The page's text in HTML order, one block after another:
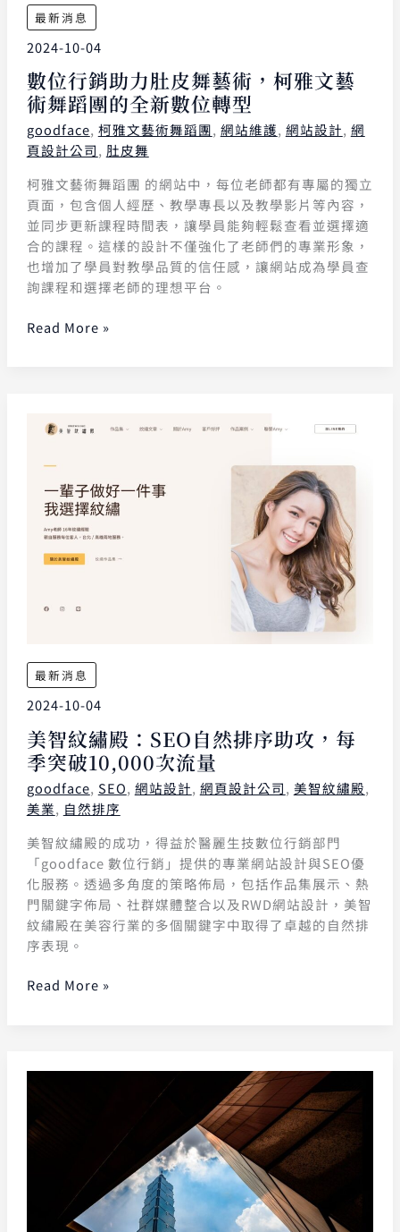
最新消息
2024-10-04
數位行銷助力肚皮舞藝術，柯雅文藝
術舞蹈團的全新數位轉型
goodface, 柯雅文藝術舞蹈團, 網站維護, 網站設計, 網
頁設計公司, 肚皮舞
柯雅文藝術舞蹈團 的網站中，每位老師都有專屬的獨立
頁面，包含個人經歷、教學專長以及教學影片等內容，
並同步更新課程時間表，讓學員能夠輕鬆查看並選擇適
合的課程。這樣的設計不僅強化了老師們的專業形象，
也增加了學員對教學品質的信任感，讓網站成為學員查
詢課程和選擇老師的理想平台。
Read More »
最新消息
2024-10-04
美智紋繡殿：SEO自然排序助攻，每
季突破10,000次流量
goodface, SEO, 網站設計, 網頁設計公司, 美智紋繡殿,
美業, 自然排序
美智紋繡殿的成功，得益於醫麗生技數位行銷部門
「goodface 數位行銷」提供的專業網站設計與SEO優
化服務。透過多角度的策略佈局，包括作品集展示、熱
門關鍵字佈局、社群媒體整合以及RWD網站設計，美智
紋繡殿在美容行業的多個關鍵字中取得了卓越的自然排
序表現。
Read More »